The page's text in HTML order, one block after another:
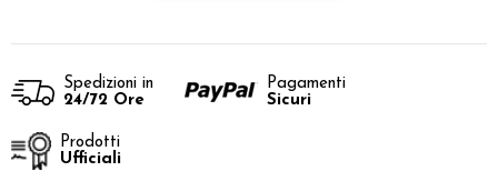
Spedizioni in
24/72 Ore
Pagamenti
Sicuri
Prodotti
Ufficiali